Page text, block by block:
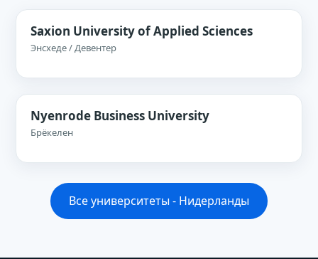
Saxion University of Applied Sciences
Энсхеде / Девентер
Nyenrode Business University
Брёкелен
Все университеты - Нидерланды